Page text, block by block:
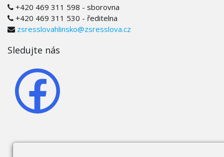
+420 469 311 598 - sborovna
+420 469 311 530 - ředitelna
zsresslovahlinsko@zsresslova.cz
Sledujte nás